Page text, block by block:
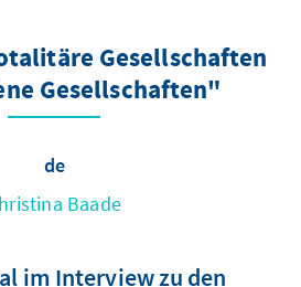
Gesellschaften
Gesellschaften"
de
Baade
im Interview zu den